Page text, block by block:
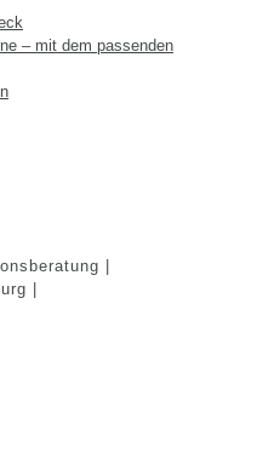
– mit dem passenden
|